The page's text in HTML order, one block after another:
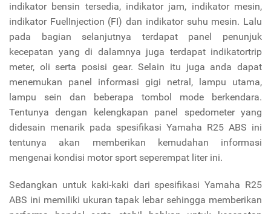
indikator bensin tersedia, indikator jam, indikator mesin,
indikator FuelInjection (FI) dan indikator suhu mesin. Lalu
pada bagian selanjutnya terdapat panel penunjuk
kecepatan yang di dalamnya juga terdapat indikatortrip
meter, oli serta posisi gear. Selain itu juga anda dapat
menemukan panel informasi gigi netral, lampu utama,
lampu sein dan beberapa tombol mode berkendara.
Tentunya dengan kelengkapan panel spedometer yang
didesain menarik pada spesifikasi Yamaha R25 ABS ini
tentunya akan memberikan kemudahan informasi
mengenai kondisi motor sport seperempat liter ini.
Sedangkan untuk kaki-kaki dari spesifikasi Yamaha R25
ABS ini memiliki ukuran tapak lebar sehingga memberikan